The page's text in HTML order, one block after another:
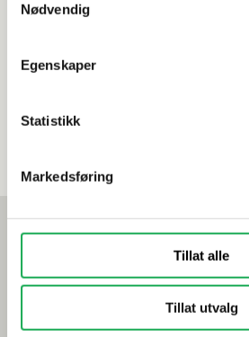
Nødvendig
Egenskaper
Statistikk
Markedsføring
Tillat alle
Tillat utvalg
Produktinformasjon
Spesifikasjoner
Leveringsinformasjon
Mest lest akkurat nå
Årets flis hos Flisekompaniet
Klikkvinyl - Gulvet som tåler alt